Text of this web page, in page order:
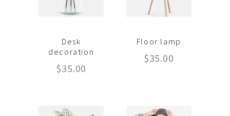
Desk
decoration
$35.00
Floor lamp
$35.00